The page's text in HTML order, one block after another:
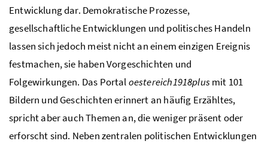
Entwicklung dar. Demokratische Prozesse,
gesellschaftliche Entwicklungen und politisches Handeln
lassen sich jedoch meist nicht an einem einzigen Ereignis
festmachen, sie haben Vorgeschichten und
Folgewirkungen. Das Portaloestereich1918plusmit 101
Bildern und Geschichten erinnert an häufig Erzähltes,
spricht aber auch Themen an, die weniger präsent oder
erforscht sind. Neben zentralen politischen Entwicklungen